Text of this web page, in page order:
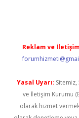
Reklam ve
Yasal Uyarı:
ve İletişim Kurumu
olarak hizmet